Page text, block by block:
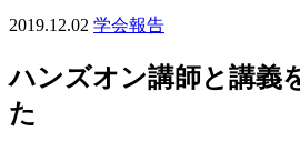
2019.12.02 学会報告
ハンズオン講師と講義
た